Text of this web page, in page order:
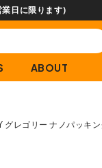
日に限ります)
ABOUT
グレゴリー ナノパッキ